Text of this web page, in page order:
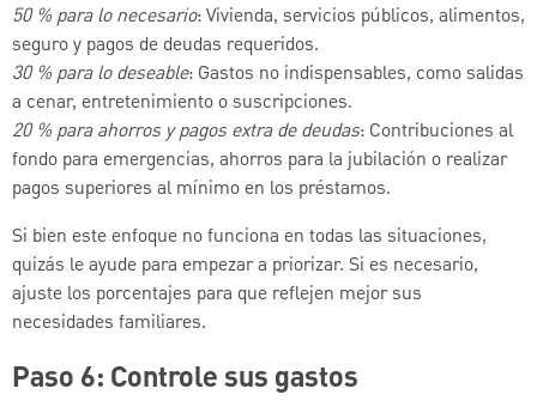
50 % para lo necesario: Vivienda, servicios públicos, alimentos,
seguro y pagos de deudas requeridos.
30 % para lo deseable: Gastos no indispensables, como salidas
a cenar, entretenimiento o suscripciones.
20 % para ahorros y pagos extra de deudas: Contribuciones al
fondo para emergencias, ahorros para la jubilación o realizar
pagos superiores al mínimo en los préstamos.
Si bien este enfoque no funciona en todas las situaciones,
quizás le ayude para empezar a priorizar. Si es necesario,
ajuste los porcentajes para que reflejen mejor sus
necesidades familiares.
Paso 6: Controle sus gastos